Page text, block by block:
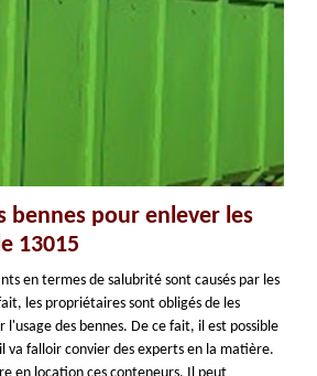
bennes pour enlever les
13015
en termes de salubrité sont causés par les
les propriétaires sont obligés de les
des bennes. De ce fait, il est possible
va falloir convier des experts en la matière.